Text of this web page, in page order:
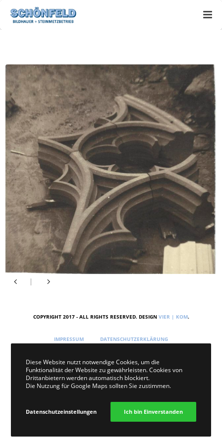
COPYRIGHT 2017 - ALL RIGHTS RESERVED. DESIGN VIER | KOM.
IMPRESSUM DATENSCHUTZERKLÄRUNG
Diese Website nutzt notwendige Cookies, um die
Funktionalität der Website zu gewährleisten. Cookies von
Drittanbietern werden automatisch blockiert.
Die Nutzung für Google Maps sollten Sie zustimmen.
Datenschutzeinstellungen Ich bin Einverstanden